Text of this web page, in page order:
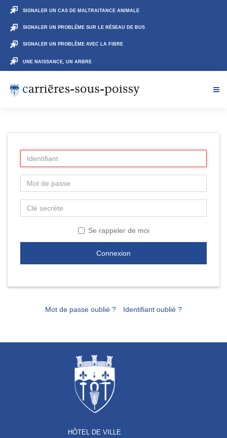
SIGNALER UN CAS DE MALTRAITANCE ANIMALE
SIGNALER UN PROBLÈME SUR LE RÉSEAU DE BUS
SIGNALER UN PROBLÈME AVEC LA FIBRE
UNE NAISSANCE, UN ARBRE
Se rappeler de moi
Connexion
Mot de passe oublié ? Identifiant oublié ?
HÔTEL DE VILLE